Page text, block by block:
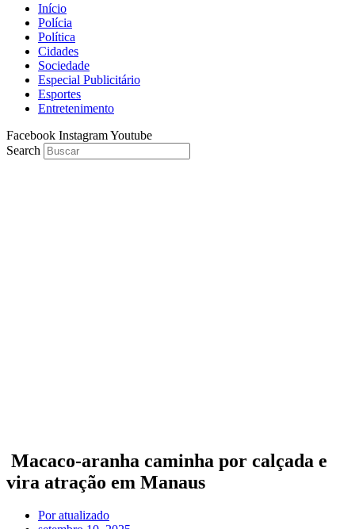
Início
Polícia
Política
Cidades
Sociedade
Especial Publicitário
Esportes
Entretenimento
Facebook InstagramYoutube
Search
Macaco-aranha caminha por calçada e
vira atração em Manaus
Poratualizado